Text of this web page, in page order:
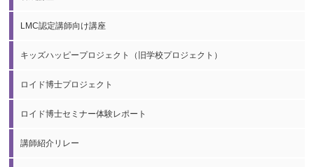
LMC認定講師向け講座
キッズハッピープロジェクト（旧学校プロジェクト）
ロイド博士プロジェクト
ロイド博士セミナー体験レポート
講師紹介リレー